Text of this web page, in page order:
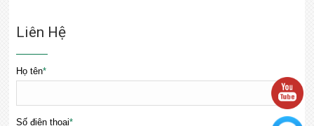
Liên Hệ
Họ tên*
Số điện thoại*